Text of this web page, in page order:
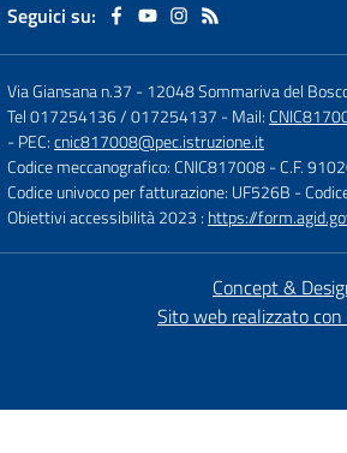
Seguici su:
Via Giansana n.37 -12048 Sommariva del
Tel 017254136 / 017254137 - Mail:
- PEC:cnic817008@pec.istruzione.it
Codice meccanografico: CNIC817008- C.F.
Codice univoco per fatturazione: UF526B -
Obiettivi accessibilità 2023 : https://
Concept &
Sito web realizzato con